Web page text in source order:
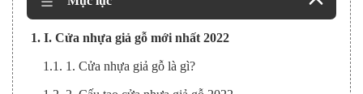
1. I. Cửa nhựa giả gỗ mới nhất 2022
1.1. 1. Cửa nhựa giả gỗ là gì?